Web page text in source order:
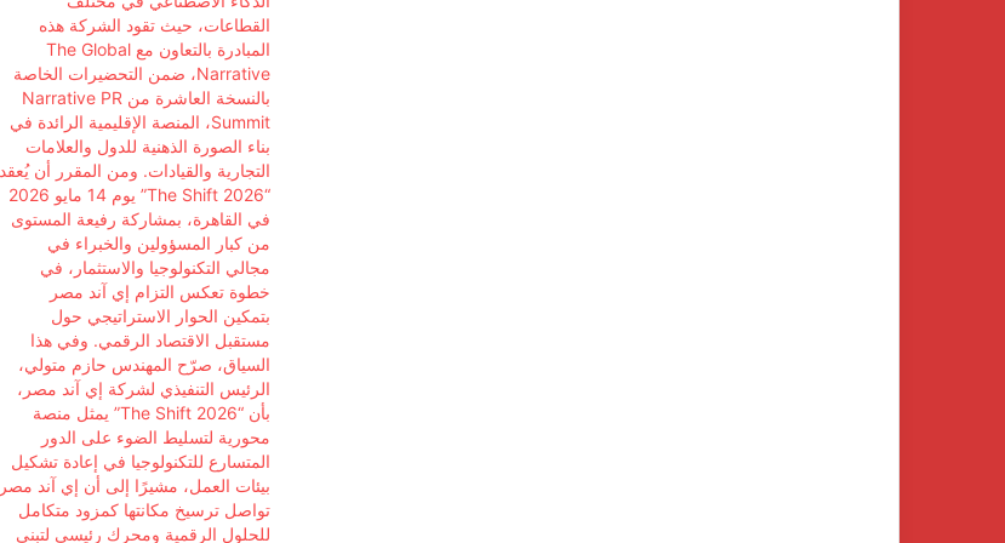
القطاعات، حيث تقود الشركة هذه
المبادرة بالتعاون مع The Global
Narrative، ضمن التحضيرات الخاصة
بالنسخة العاشرة من Narrative PR
Summit، المنصة الإقليمية الرائدة في
بناء الصورة الذهنية للدول والعلامات
التجارية والقيادات. ومن المقرر أن يُعقد
“The Shift 2026” يوم 14 مايو 2026
في القاهرة، بمشاركة رفيعة المستوى
من كبار المسؤولين والخبراء في
مجالي التكنولوجيا والاستثمار، في
خطوة تعكس التزام إي آند مصر
بتمكين الحوار الاستراتيجي حول
مستقبل الاقتصاد الرقمي. وفي هذا
السياق، صرّح المهندس حازم متولي،
الرئيس التنفيذي لشركة إي آند مصر،
بأن “The Shift 2026” يمثل منصة
محورية لتسليط الضوء على الدور
المتسارع للتكنولوجيا في إعادة تشكيل
بيئات العمل، مشيرًا إلى أن إي آند مصر
تواصل ترسيخ مكانتها كمزود متكامل
للحلول الرقمية ومحرك رئيسي لتبني